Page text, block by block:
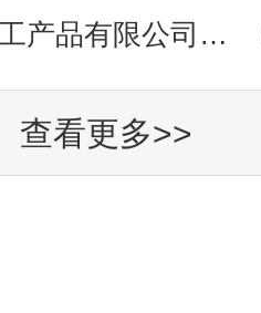
祝贺郑州明欣化工产品有限公司成功实施才掌柜进销存管理软件！
查看更多>>